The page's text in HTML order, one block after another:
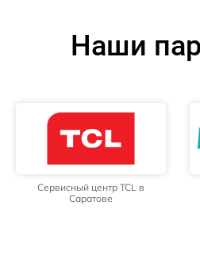
Наши
Сервисный центр TCL в
Саратове